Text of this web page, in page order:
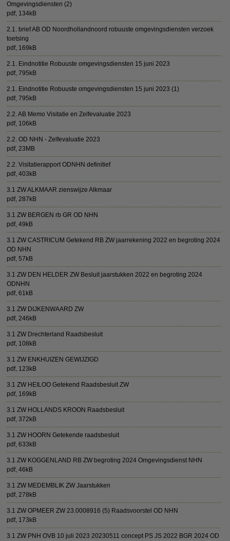
Omgevingsdiensten (2)
pdf, 134kB
2.1. brief AB OD Noordhollandnoord robuuste omgevingsdiensten verzoek
toetsing
pdf, 169kB
2.1. Eindnotitie Robuuste omgevingsdiensten 15 juni 2023
pdf, 795kB
2.1. Eindnotitie Robuuste omgevingsdiensten 15 juni 2023 (1)
pdf, 795kB
2.2. AB Memo Visitatie en Zelfevaluatie 2023
pdf, 106kB
2.2. OD NHN - Zelfevaluatie 2023
pdf, 23MB
2.2. Visitatierapport ODNHN definitief
pdf, 403kB
3.1 ZW ALKMAAR zienswijze Alkmaar
pdf, 287kB
3.1 ZW BERGEN rb GR OD NHN
pdf, 49kB
3.1 ZW CASTRICUM Getekend RB ZW jaarrekening 2022 en begroting 2024
OD NHN
pdf, 57kB
3.1 ZW DEN HELDER ZW Besluit jaarstukken 2022 en begroting 2024
ODNHN
pdf, 61kB
3.1 ZW DIJKENWAARD ZW
pdf, 246kB
3.1 ZW Drechterland Raadsbesluit
pdf, 108kB
3.1 ZW ENKHUIZEN GEWIJZIGD
pdf, 123kB
3.1 ZW HEILOO Getekend Raadsbesluit ZW
pdf, 169kB
3.1 ZW HOLLANDS KROON Raadsbesluit
pdf, 372kB
3.1 ZW HOORN Getekende raadsbesluit
pdf, 633kB
3.1 ZW KOGGENLAND RB ZW begroting 2024 Omgevingsdienst NHN
pdf, 46kB
3.1 ZW MEDEMBLIK ZW Jaarstukken
pdf, 278kB
3.1 ZW OPMEER ZW 23.0008916 (5) Raadsvoorstel OD NHN
pdf, 173kB
3.1 ZW PNH OVB 10 juli 2023 20230511 concept PS JS 2022 BGR 2024 OD